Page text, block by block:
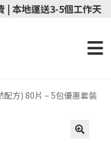
運送3-5個工作天
配方) 80片 – 5包優惠套裝